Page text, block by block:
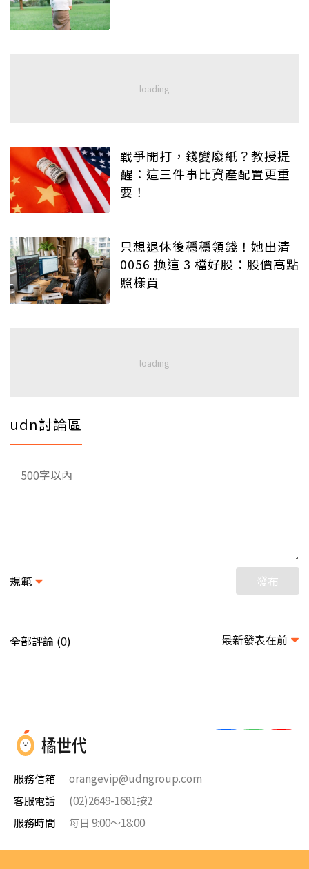
戰爭開打，錢變廢紙？教授提
醒：這三件事比資產配置更重
要！
只想退休後穩穩領錢！她出清
0056 換這 3 檔好股：股價高點
照樣買
udn討論區
規範 發布
全部評論 (0) 最新發表在前
服務信箱
orangevip@udngroup.com
客服電話
(02)2649-1681按2
服務時間
每日 9:00～18:00